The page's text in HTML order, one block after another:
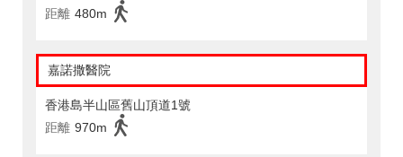
距離 480m
嘉諾撒醫院
香港島半山區舊山頂道1號
距離 970m